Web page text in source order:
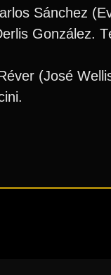
Sánchez
González.
(José